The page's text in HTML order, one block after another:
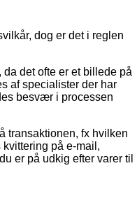
dog er det i reglen
det ofte er et billede på
af specialister der har
besvær i processen
transaktionen, fx hvilken
på e-mail,
er på udkig efter varer til